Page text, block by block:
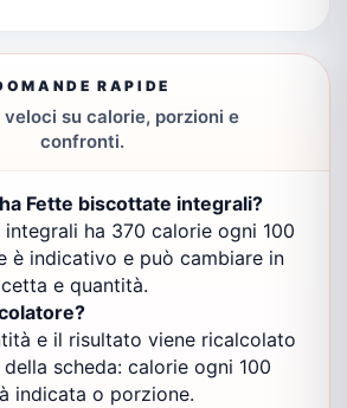
RAPIDE
veloci su calorie, porzioni e
confronti.
Fette biscottate integrali?
ha 370 calorie ogni 100
è indicativo e può cambiare in
e quantità.
e il risultato viene ricalcolato
scheda: calorie ogni 100
indicata o porzione.